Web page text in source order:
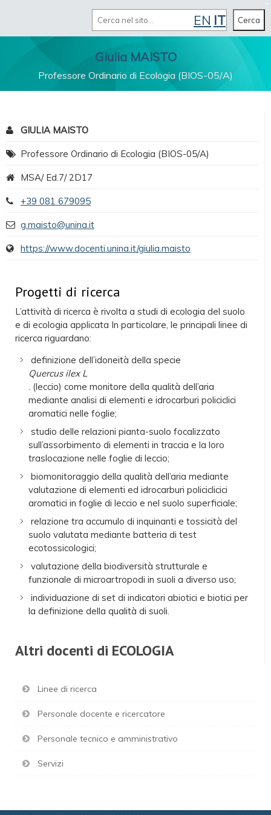
Cerca
Giulia MAISTO
Professore Ordinario di Ecologia (BIOS-05/A)
GIULIA MAISTO
Professore Ordinario di Ecologia (BIOS-05/A)
MSA/ Ed.7/ 2D17
+39 081 679095
g.maisto@unina.it
https://www.docenti.unina.it/giulia.maisto
Progetti di ricerca
L’attività di ricerca è rivolta a studi di ecologia del suolo
e di ecologia applicata In particolare, le principali linee di
ricerca riguardano:
definizione dell’idoneità della specie
Quercus ilex L
. (leccio) come monitore della qualità dell’aria
mediante analisi di elementi e idrocarburi policiclici
aromatici nelle foglie;
studio delle relazioni pianta-suolo focalizzato
sull’assorbimento di elementi in traccia e la loro
traslocazione nelle foglie di leccio;
biomonitoraggio della qualità dell’aria mediante
valutazione di elementi ed idrocarburi policiclicici
aromatici in foglie di leccio e nel suolo superficiale;
relazione tra accumulo di inquinanti e tossicità del
suolo valutata mediante batteria di test
ecotossicologici;
valutazione della biodiversità strutturale e
funzionale di microartropodi in suoli a diverso uso;
individuazione di set di indicatori abiotici e biotici per
la definizione della qualità di suoli.
Altri docenti di ECOLOGIA
Linee di ricerca
Personale docente e ricercatore
Personale tecnico e amministrativo
Servizi
EN IT